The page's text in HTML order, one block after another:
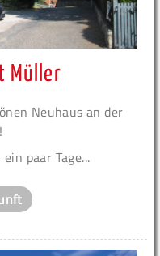
Müller
Neuhaus an der
paar Tage...